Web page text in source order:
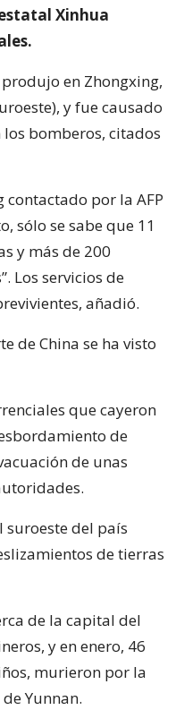
Xinhua
en Zhongxing,
y fue causado
bomberos, citados
por la AFP
sólo se sabe que 11
y más de 200
Los servicios de
añadió.
de China se ha visto
que cayeron
de
de unas
suroeste del país
de tierras
de la capital del
y en enero, 46
murieron por la
Yunnan.